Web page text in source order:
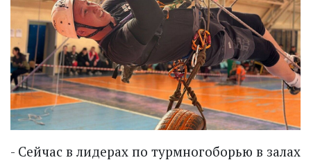
- Сейчас в лидерах по турмногоборью в залах